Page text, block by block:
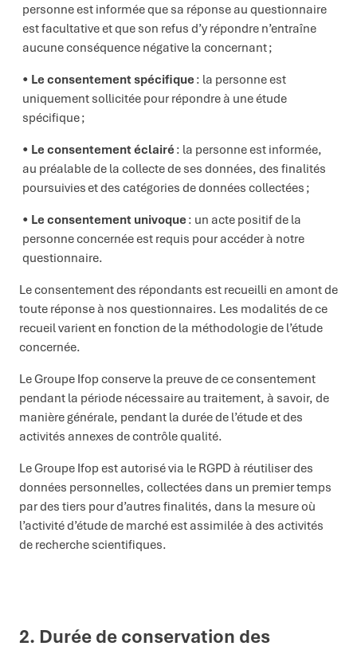
personne est informée que sa réponse au questionnaire
est facultative et que son refus d’y répondre n’entraîne
aucune conséquence négative la concernant ;
Le consentement spécifique: la personne est
uniquement sollicitée pour répondre à une étude
spécifique ;
Le consentement éclairé: la personne est informée,
au préalable de la collecte de ses données, des finalités
poursuivies et des catégories de données collectées ;
Le consentement univoque: un acte positif de la
personne concernée est requis pour accéder à notre
questionnaire.
Le consentement des répondants est recueilli en amont de
toute réponse à nos questionnaires. Les modalités de ce
recueil varient en fonction de la méthodologie de l’étude
concernée.
Le Groupe Ifop conserve la preuve de ce consentement
pendant la période nécessaire au traitement, à savoir, de
manière générale, pendant la durée de l’étude et des
activités annexes de contrôle qualité.
Le Groupe Ifop est autorisé via le RGPD à réutiliser des
données personnelles, collectées dans un premier temps
par des tiers pour d’autres finalités, dans la mesure où
l’activité d’étude de marché est assimilée à des activités
de recherche scientifiques.
2. Durée de conservation des